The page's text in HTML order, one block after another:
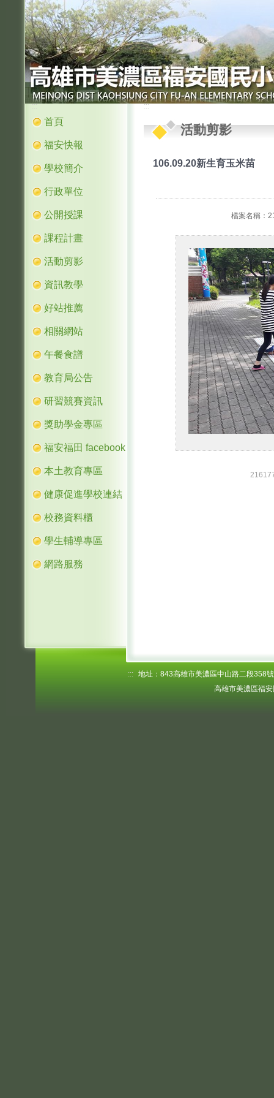
:::
首頁
福安快報
學校簡介
行政單位
公開授課
課程計畫
活動剪影
資訊教學
好站推薦
相關網站
午餐食譜
教育局公告
研習競賽資訊
獎助學金專區
福安福田 facebook
本土教育專區
健康促進學校連結
校務資料櫃
學生輔導專區
網路服務
:::
活動剪影
106.09.20新生育玉米苗
檔案名稱：
:::
地址：843高雄市美濃區中山路二段358
高雄市美濃區福